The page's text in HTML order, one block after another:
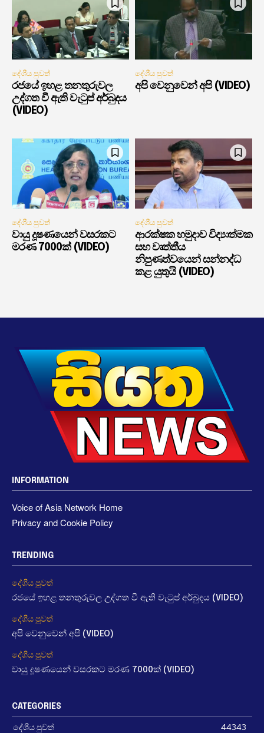
දේශීය පුවත්
රජයේ ඉහළ තනතුරුවල
උද්ගත වී ඇති වැටුප් අර්බුදය
(VIDEO)
දේශීය පුවත්
අපි වෙනුවෙන් අපි (VIDEO)
දේශීය පුවත්
වායු දූෂණයෙන් වසරකට
මරණ 7000ක් (VIDEO)
දේශීය පුවත්
ආරක්ෂක හමුදාව විද්‍යාත්මක
සහ වෘත්තීය
නිපුණත්වයෙන් සන්නද්ධ
කළ යුතුයි (VIDEO)
INFORMATION
Voice of Asia Network Home
Privacy and Cookie Policy
TRENDING
දේශීය පුවත්
රජයේ ඉහළ තනතුරුවල උද්ගත වී ඇති වැටුප් අර්බුදය (VIDEO)
දේශීය පුවත්
අපි වෙනුවෙන් අපි (VIDEO)
දේශීය පුවත්
වායු දූෂණයෙන් වසරකට මරණ 7000ක් (VIDEO)
CATEGORIES
දේශීය පුවත් 44343